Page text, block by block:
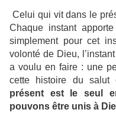
Celui qui vit dans le
Chaque instant
simplement pour cet
volonté de Dieu,
a voulu en faire : une
cette histoire du salut
présent est le seul
pouvons être unis à